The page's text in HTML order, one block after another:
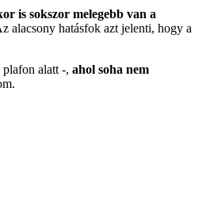
is sokszor melegebb van a
alacsony hatásfok azt jelenti, hogy a
plafon alatt -, ahol soha nem